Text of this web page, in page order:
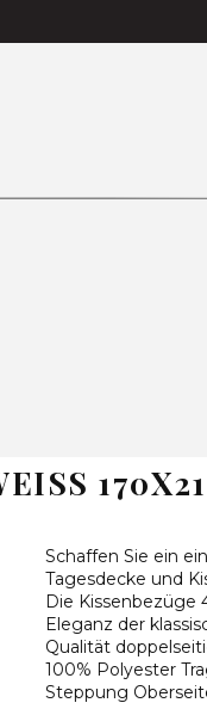
Tagesdecken
170X210
Schaffen Sie ein
Tagesdecke und
Die Kissenbezüge
Eleganz der
Qualität
100% Polyester
Steppung